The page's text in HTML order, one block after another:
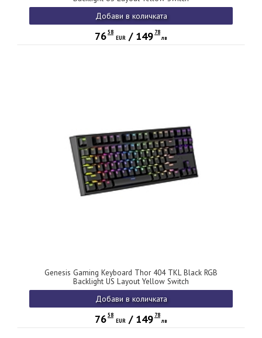
Добави в количката
7658
EUR / 149 78
лв
Genesis Gaming Keyboard Thor 404 TKL Black RGB
Backlight US Layout Yellow Switch
Добави в количката
7658
EUR / 149 78
лв